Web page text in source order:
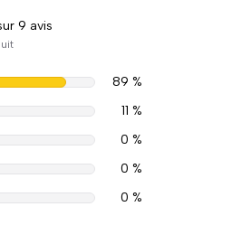
9 avis
89 %
11 %
0 %
0 %
0 %